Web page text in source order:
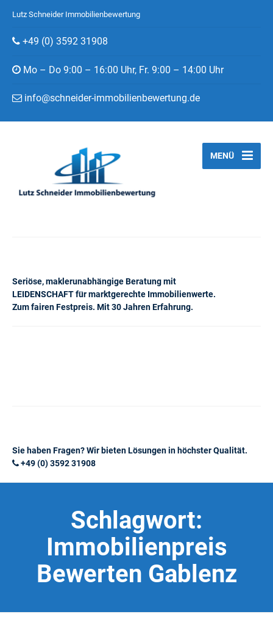
Lutz Schneider Immobilienbewertung
+49 (0) 3592 31908
Mo – Do 9:00 – 16:00 Uhr, Fr. 9:00 – 14:00 Uhr
info@schneider-immobilienbewertung.de
Seriöse, maklerunabhängige Beratung mit
LEIDENSCHAFT für marktgerechte Immobilienwerte.
Zum fairen Festpreis. Mit 30 Jahren Erfahrung.
MENÜ
Sie haben Fragen? Wir bieten Lösungen in höchster Qualität.
+49 (0) 3592 31908
Schlagwort:
Immobilienpreis
Bewerten Gablenz